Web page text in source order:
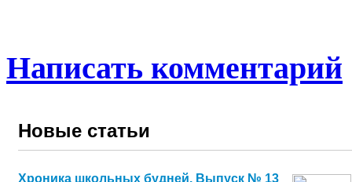
Написать комментарий
Новые статьи
Хроника школьных будней. Выпуск № 13